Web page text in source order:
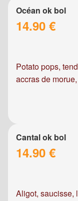
Océan ok bol
14.90 €
Potato pops,
accras de
Cantal ok bol
14.90 €
Aligot, saucisse,